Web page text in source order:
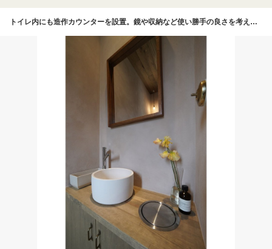
トイレ内にも造作カウンターを設置。鏡や収納など使い勝手の良さを考えつつもインテリアを楽しめるような広めの造りとなっている